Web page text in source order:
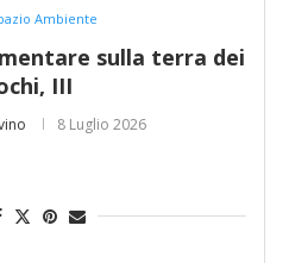
Ambiente
sulla terra dei
III
8 Luglio 2026